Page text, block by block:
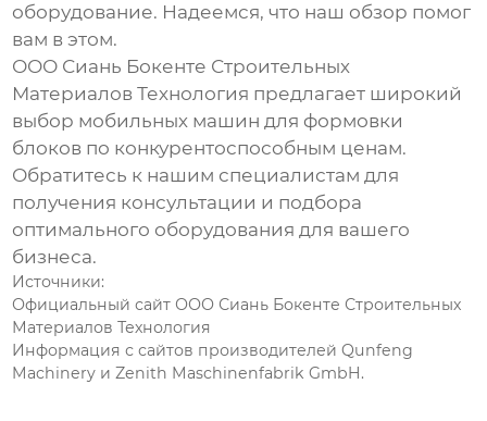
оборудование. Надеемся, что наш обзор помог
вам в этом.
ООО Сиань Бокенте Строительных
Материалов Технология предлагает широкий
выбор мобильных машин для формовки
блоков по конкурентоспособным ценам.
Обратитесь к нашим специалистам для
получения консультации и подбора
оптимального оборудования для вашего
бизнеса.
Источники:
Официальный сайт ООО Сиань Бокенте Строительных
Материалов Технология
Информация с сайтов производителей Qunfeng
Machinery и Zenith Maschinenfabrik GmbH.